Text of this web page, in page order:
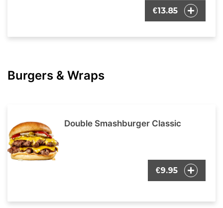
€13.85
Burgers & Wraps
Double Smashburger Classic
€9.95